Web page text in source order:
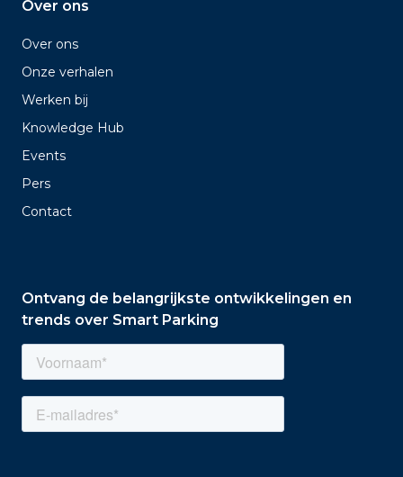
Over ons
Over ons
Onze verhalen
Werken bij
Knowledge Hub
Events
Pers
Contact
Ontvang de belangrijkste ontwikkelingen en
trends over Smart Parking